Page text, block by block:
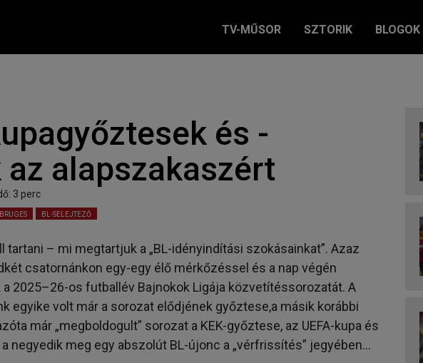
TV-MŰSOR SZTORIK BLOGOK
és -
alapszakaszért
3 perc
BL-SELEJTEZŐ
tartani – mi megtartjuk a „BL-idényindítási szokásainkat”. Azaz
csatornánkon egy-egy élő mérkőzéssel és a nap végén
2025–26-os futballév Bajnokok Ligája közvetítéssorozatát. A
egyike volt már a sorozat elődjének győztese,a másik korábbi
már „megboldogult” sorozat a KEK-győztese, az UEFA-kupa és
negyedik meg egy abszolút BL-újonc a „vérfrissítés” jegyében...